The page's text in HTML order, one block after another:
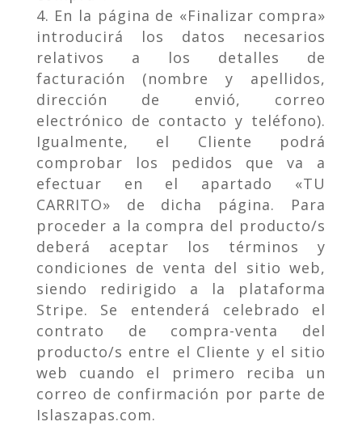
En la página de «Finalizar compra»
introducirá los datos necesarios
relativos a los detalles de
facturación (nombre y apellidos,
dirección de envió, correo
electrónico de contacto y teléfono).
Igualmente, el Cliente podrá
comprobar los pedidos que va a
efectuar en el apartado «TU
CARRITO» de dicha página. Para
proceder a la compra del producto/s
deberá aceptar los términos y
condiciones de venta del sitio web,
siendo redirigido a la plataforma
Stripe. Se entenderá celebrado el
contrato de compra-venta del
producto/s entre el Cliente y el sitio
web cuando el primero reciba un
correo de confirmación por parte de
Islaszapas.com.